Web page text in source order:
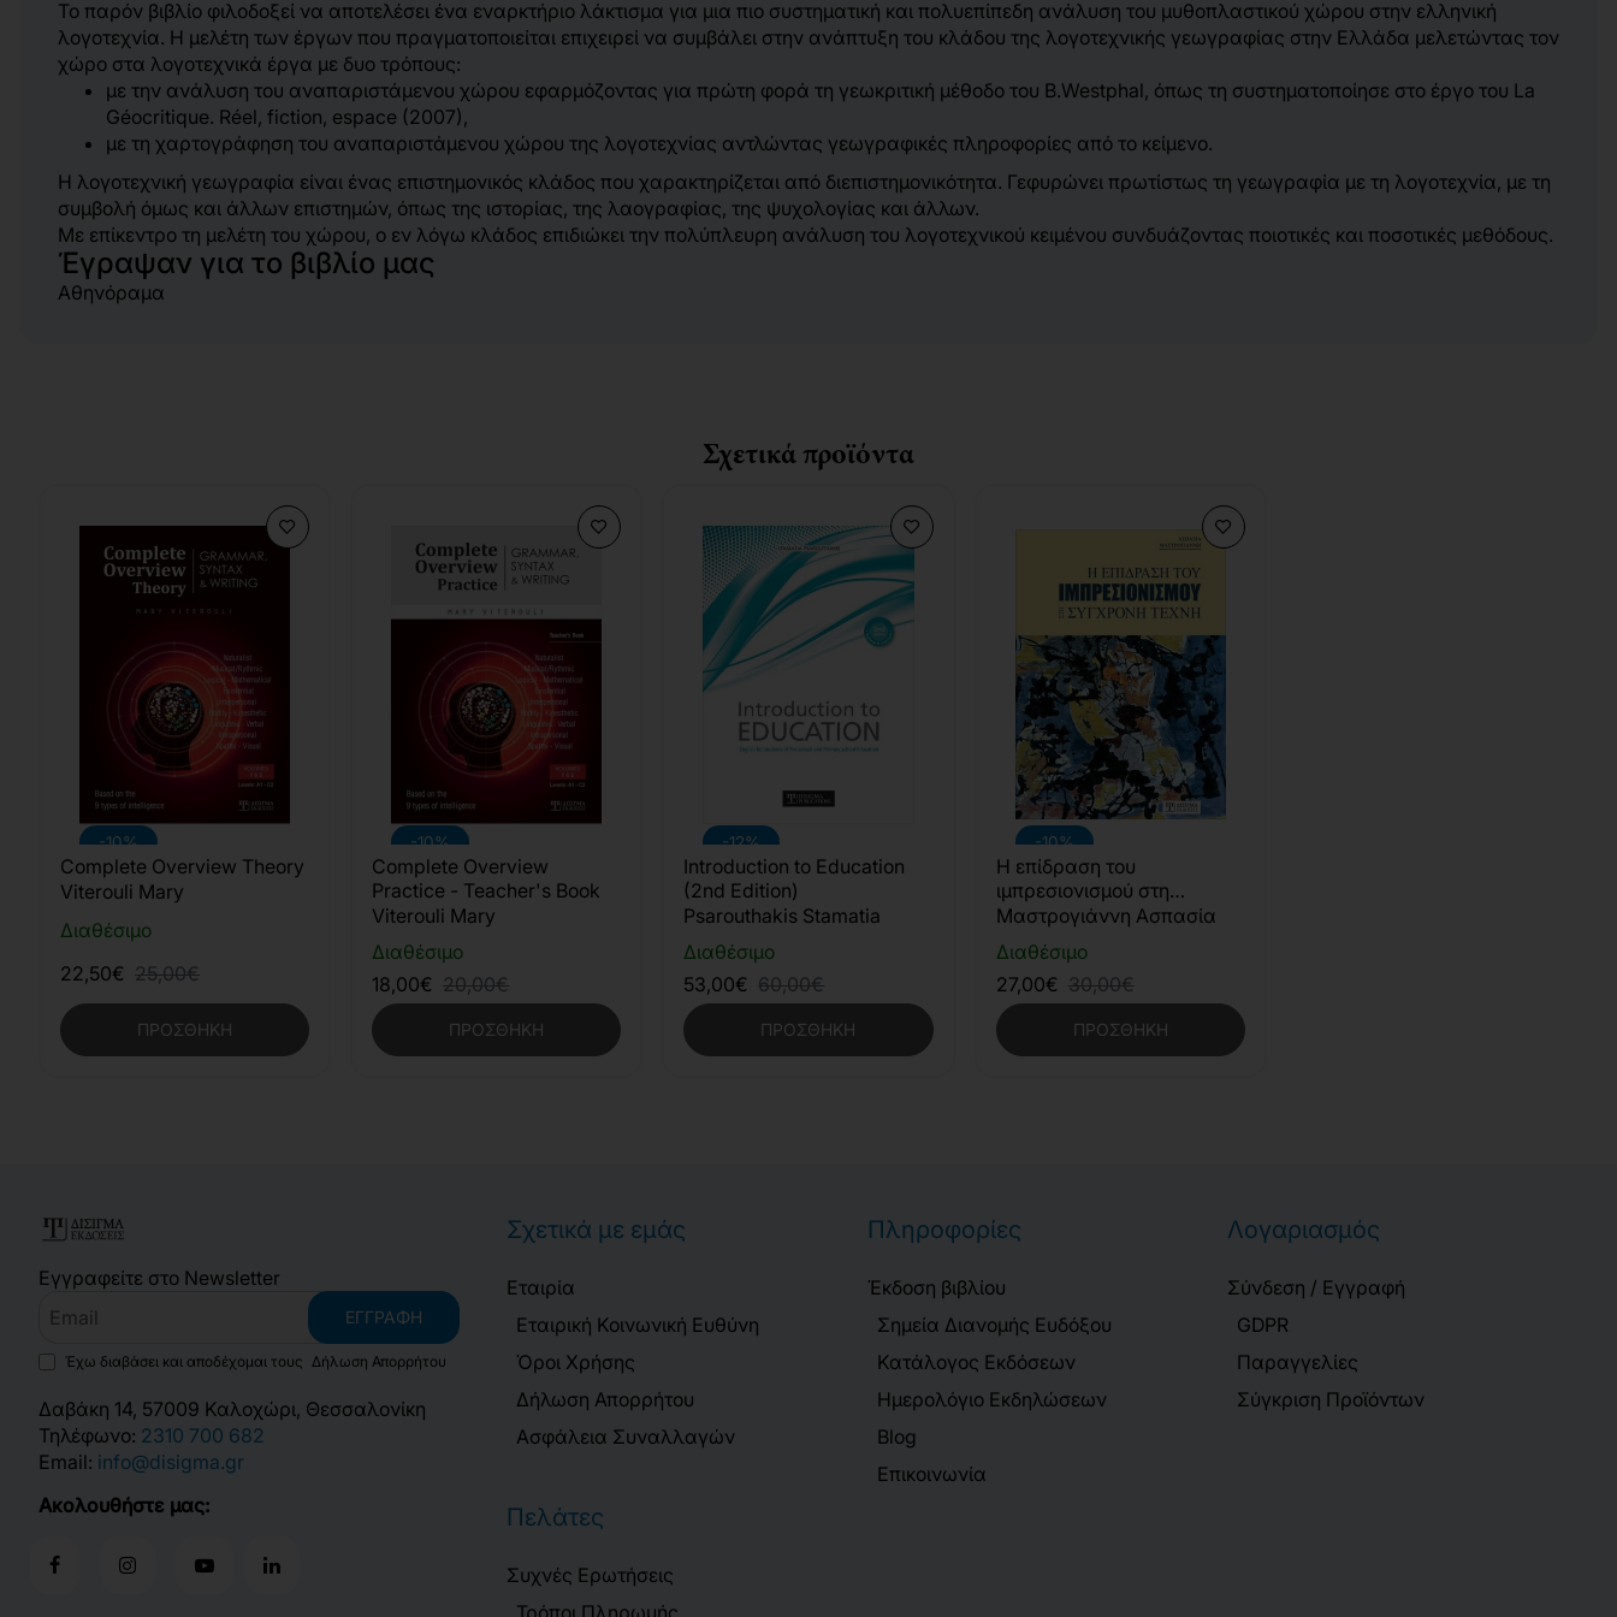
Το παρόν βιβλίο φιλοδοξεί να αποτελέσει ένα εναρκτήριο λάκτισμα για μια πιο συστηματική και πολυεπίπεδη ανάλυση του μυθοπλαστικού χώρου στην ελληνική
λογοτεχνία. Η μελέτη των έργων που πραγματοποιείται επιχειρεί να συμβάλει στην ανάπτυξη του κλάδου της λογοτεχνικής γεωγραφίας στην Ελλάδα μελετώντας τον
χώρο στα λογοτεχνικά έργα με δυο τρόπους:
με την ανάλυση του αναπαριστάμενου χώρου εφαρμόζοντας για πρώτη φορά τη γεωκριτική μέθοδο του Β.Westphal, όπως τη συστηματοποίησε στο έργο του La
Géocritique. Réel, fiction, espace (2007),
με τη χαρτογράφηση του αναπαριστάμενου χώρου της λογοτεχνίας αντλώντας γεωγραφικές πληροφορίες από το κείμενο.
Η λογοτεχνική γεωγραφία είναι ένας επιστημονικός κλάδος που χαρακτηρίζεται από διεπιστημονικότητα. Γεφυρώνει πρωτίστως τη γεωγραφία με τη λογοτεχνία, με τη
συμβολή όμως και άλλων επιστημών, όπως της ιστορίας, της λαογραφίας, της ψυχολογίας και άλλων.
Με επίκεντρο τη μελέτη του χώρου, ο εν λόγω κλάδος επιδιώκει την πολύπλευρη ανάλυση του λογοτεχνικού κειμένου συνδυάζοντας ποιοτικές και ποσοτικές μεθόδους.
Έγραψαν για το βιβλίο μας
Αθηνόραμα
Σχετικά προϊόντα
-10%
Διαθέσιμο
Complete Overview Theory
Viterouli Mary
22,50€ 25,00€
ΠΡΟΣΘΉΚΗ
-10%
Διαθέσιμο
Complete Overview
Practice - Teacher's Book
Viterouli Mary
18,00€ 20,00€
ΠΡΟΣΘΉΚΗ
-12%
Διαθέσιμο
Introduction to Education
(2nd Edition)
Psarouthakis Stamatia
53,00€ 60,00€
ΠΡΟΣΘΉΚΗ
-10%
Διαθέσιμο
Η επίδραση του
ιμπρεσιονισμού στη
σύγχρονη τέχνη
Μαστρογιάννη Ασπασία
27,00€ 30,00€
ΠΡΟΣΘΉΚΗ
Εγγραφείτε στο Newsletter
ΕΓΓΡΑΦΉ
Έχω διαβάσει και αποδέχομαι τους Δήλωση Απορρήτου
Δαβάκη 14, 57009 Καλοχώρι, Θεσσαλονίκη
Τηλέφωνο: 2310 700 682
Email: info@disigma.gr
Ακολουθήστε μας:
Σχετικά με εμάς
Εταιρία
Εταιρική Κοινωνική Ευθύνη
Όροι Χρήσης
Δήλωση Απορρήτου
Ασφάλεια Συναλλαγών
Πληροφορίες
Έκδοση βιβλίου
Σημεία Διανομής Ευδόξου
Κατάλογος Εκδόσεων
Ημερολόγιο Εκδηλώσεων
Blog
Επικοινωνία
Λογαριασμός
Σύνδεση / Εγγραφή
GDPR
Παραγγελίες
Σύγκριση Προϊόντων
Πελάτες
Συχνές Ερωτήσεις